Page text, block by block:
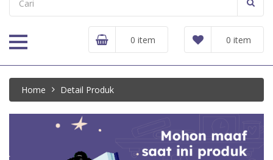
0 item
0 item
Home Detail Produk